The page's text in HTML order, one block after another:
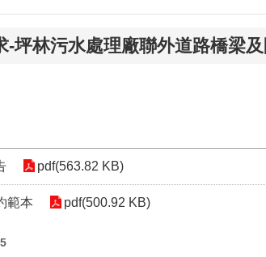
-坪林污水處理廠聯外道路橋梁
pdf(563.82 KB)
範本 pdf(500.92 KB)